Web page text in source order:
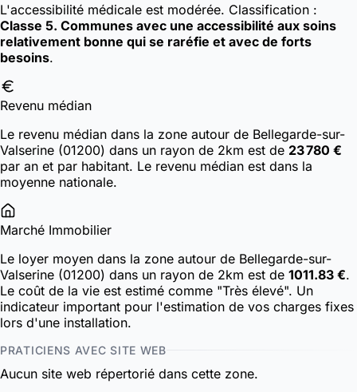
L'accessibilité médicale est modérée. Classification :
Classe 5. Communes avec une accessibilité aux soins
relativement bonne qui se raréfie et avec de forts
besoins.
Revenu médian
Le revenu médian dans la zone autour de Bellegarde-sur-
Valserine (01200) dans un rayon de 2km est de 23 780 €
par an et par habitant. Le revenu médian est dans la
moyenne nationale.
Marché Immobilier
Le loyer moyen dans la zone autour de Bellegarde-sur-
Valserine (01200) dans un rayon de 2km est de 1011.83 €.
Le coût de la vie est estimé comme "Très élevé". Un
indicateur important pour l'estimation de vos charges fixes
lors d'une installation.
PRATICIENS AVEC SITE WEB
Aucun site web répertorié dans cette zone.